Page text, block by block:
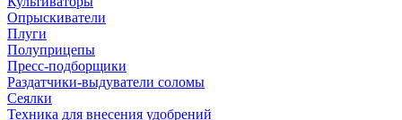
Опрыскиватели
Плуги
Полуприцепы
Пресс-подборщики
Раздатчики-выдуватели соломы
Сеялки
Техника для внесения удобрений